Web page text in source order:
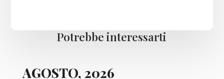
Potrebbe interessarti
AGOSTO, 2026